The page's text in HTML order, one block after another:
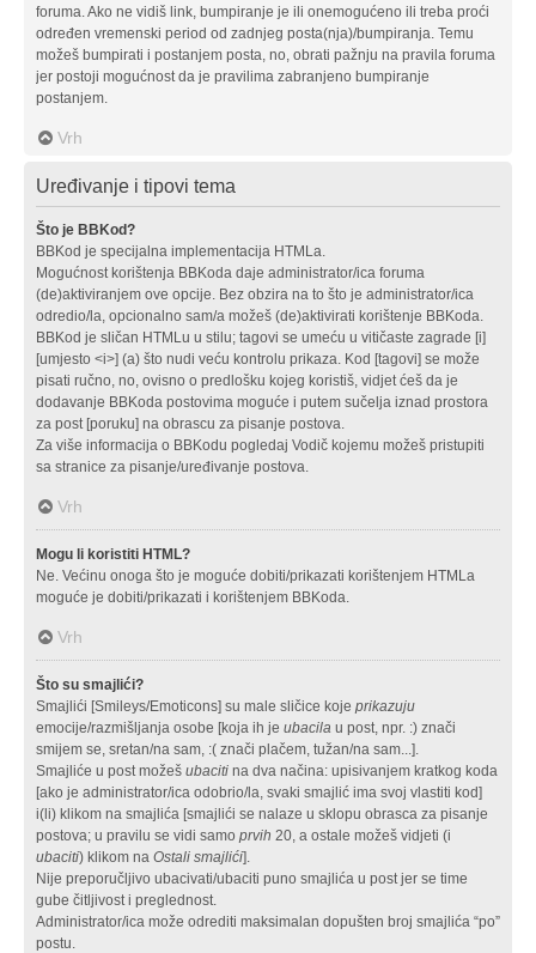
foruma. Ako ne vidiš link, bumpiranje je ili onemogućeno ili treba proći
određen vremenski period od zadnjeg posta(nja)/bumpiranja. Temu
možeš bumpirati i postanjem posta, no, obrati pažnju na pravila foruma
jer postoji mogućnost da je pravilima zabranjeno bumpiranje
postanjem.
Vrh
Uređivanje i tipovi tema
Što je BBKod?
BBKod je specijalna implementacija HTMLa.
Mogućnost korištenja BBKoda daje administrator/ica foruma
(de)aktiviranjem ove opcije. Bez obzira na to što je administrator/ica
odredio/la, opcionalno sam/a možeš (de)aktivirati korištenje BBKoda.
BBKod je sličan HTMLu u stilu; tagovi se umeću u vitičaste zagrade [i]
[umjesto <i>] (a) što nudi veću kontrolu prikaza. Kod [tagovi] se može
pisati ručno, no, ovisno o predlošku kojeg koristiš, vidjet ćeš da je
dodavanje BBKoda postovima moguće i putem sučelja iznad prostora
za post [poruku] na obrascu za pisanje postova.
Za više informacija o BBKodu pogledaj Vodič kojemu možeš pristupiti
sa stranice za pisanje/uređivanje postova.
Vrh
Mogu li koristiti HTML?
Ne. Većinu onoga što je moguće dobiti/prikazati korištenjem HTMLa
moguće je dobiti/prikazati i korištenjem BBKoda.
Vrh
Što su smajlići?
Smajlići [Smileys/Emoticons] su male sličice koje prikazuju
emocije/razmišljanja osobe [koja ih je ubacila u post, npr. :) znači
smijem se, sretan/na sam, :( znači plačem, tužan/na sam...].
Smajliće u post možeš ubaciti na dva načina: upisivanjem kratkog koda
[ako je administrator/ica odobrio/la, svaki smajlić ima svoj vlastiti kod]
i(li) klikom na smajlića [smajlići se nalaze u sklopu obrasca za pisanje
postova; u pravilu se vidi samo prvih 20, a ostale možeš vidjeti (i
ubaciti) klikom na Ostali smajlići].
Nije preporučljivo ubacivati/ubaciti puno smajlića u post jer se time
gube čitljivost i preglednost.
Administrator/ica može odrediti maksimalan dopušten broj smajlića “po”
postu.